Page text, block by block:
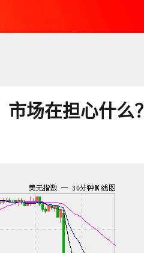
场在担心什么？